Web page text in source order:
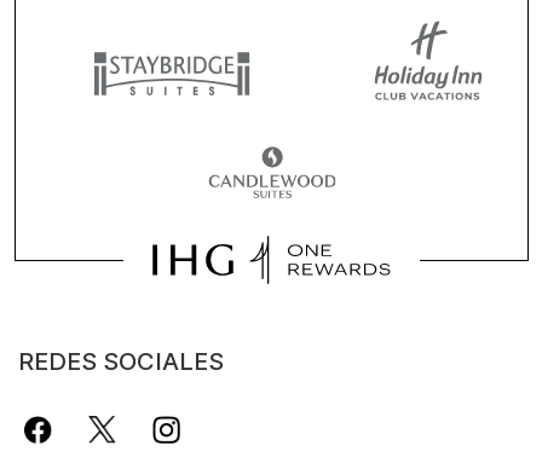
REDES SOCIALES